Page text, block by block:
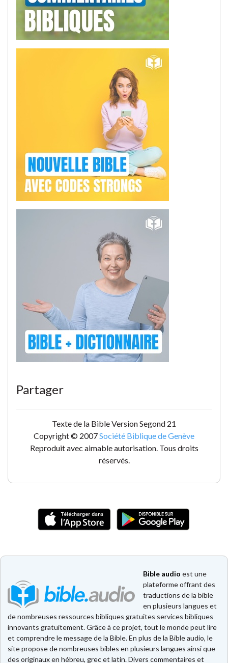
Partager
Texte de la Bible Version Segond 21
Copyright © 2007Société Biblique de Genève
Reproduit avec aimable autorisation. Tous droits
réservés.
Bible audio est une
plateforme offrant des
traductions de la bible
en plusieurs langues et
de nombreuses ressources bibliques gratuites services bibliques
innovants gratuitement. Grâce à ce projet, tout le monde peut lire
et comprendre le message de la Bible. En plus de la Bible audio, le
site propose de nombreuses bibles en plusieurs langues ainsi que
des originaux en hébreu, grec et latin. Divers commentaires et